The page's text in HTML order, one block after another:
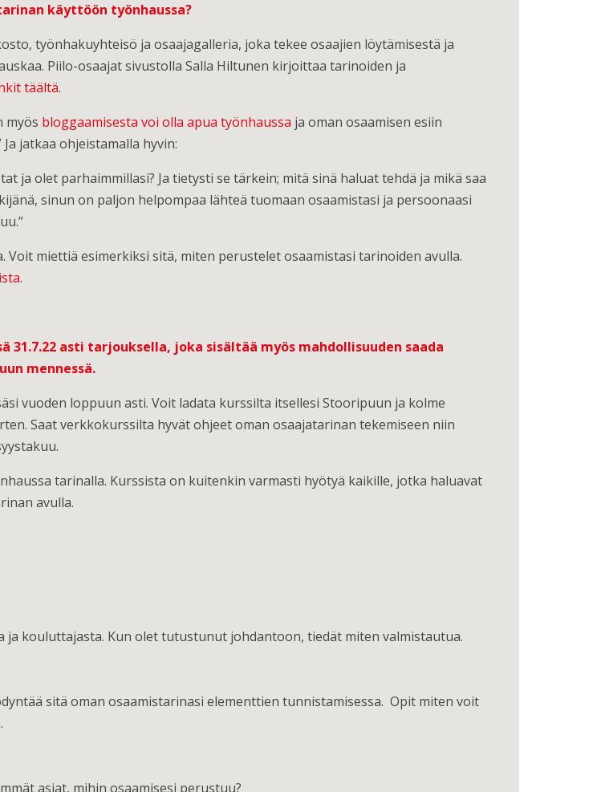
käyttöön työnhaussa?
työnhakuyhteisö ja osaajagalleria, joka tekee osaajien löytämisestä ja
Piilo-osaajat sivustolla Salla Hiltunen kirjoittaa tarinoiden ja
täältä.
myös bloggaamisesta voi olla apua työnhaussa ja oman osaamisen esiin
jatkaa ohjeistamalla hyvin:
ja olet parhaimmillasi? Ja tietysti se tärkein; mitä sinä haluat tehdä ja mikä saa
sinun on paljon helpompaa lähteä tuomaan osaamistasi ja persoonaasi
miettiä esimerkiksi sitä, miten perustelet osaamistasi tarinoiden avulla.
31.7.22 asti tarjouksella, joka sisältää myös mahdollisuuden saada
mennessä.
vuoden loppuun asti. Voit ladata kurssilta itsellesi Stooripuun ja kolme
Saat verkkokurssilta hyvät ohjeet oman osaajatarinan tekemiseen niin
tarinalla. Kurssista on kuitenkin varmasti hyötyä kaikille, jotka haluavat
avulla.
kouluttajasta. Kun olet tutustunut johdantoon, tiedät miten valmistautua.
sitä oman osaamistarinasi elementtien tunnistamisessa. Opit miten voit
asiat, mihin osaamisesi perustuu?